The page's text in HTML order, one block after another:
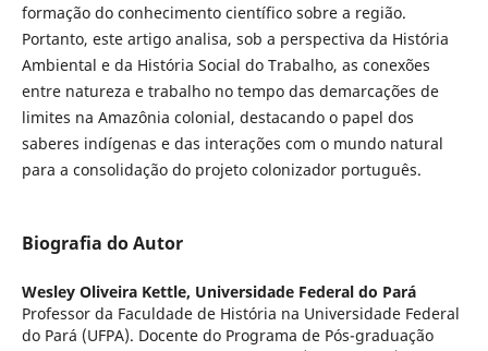
formação do conhecimento científico sobre a região.
Portanto, este artigo analisa, sob a perspectiva da História
Ambiental e da História Social do Trabalho, as conexões
entre natureza e trabalho no tempo das demarcações de
limites na Amazônia colonial, destacando o papel dos
saberes indígenas e das interações com o mundo natural
para a consolidação do projeto colonizador português.
Biografia do Autor
Wesley Oliveira Kettle, Universidade Federal do Pará
Professor da Faculdade de História na Universidade Federal
do Pará (UFPA). Docente do Programa de Pós-graduação